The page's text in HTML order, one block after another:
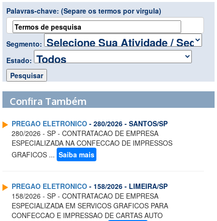
Palavras-chave: (Separe os termos por virgula)
Segmento:
Estado:
Confira Também
PREGAO ELETRONICO - 280/2026 - SANTOS/SP
280/2026 - SP - CONTRATACAO DE EMPRESA
ESPECIALIZADA NA CONFECCAO DE IMPRESSOS
GRAFICOS ... Saiba mais
PREGAO ELETRONICO - 158/2026 - LIMEIRA/SP
158/2026 - SP - CONTRATACAO DE EMPRESA
ESPECIALIZADA EM SERVICOS GRAFICOS PARA
CONFECCAO E IMPRESSAO DE CARTAS AUTO